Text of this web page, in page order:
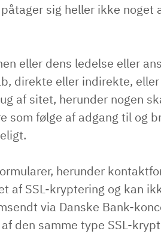
sig heller ikke noget
eller dens ledelse eller
direkte eller indirekte,
af sitet, herunder nogen
som følge af adgang til og
herunder
af SSL-kryptering og kan
via Danske Bank-
den samme type SSL-